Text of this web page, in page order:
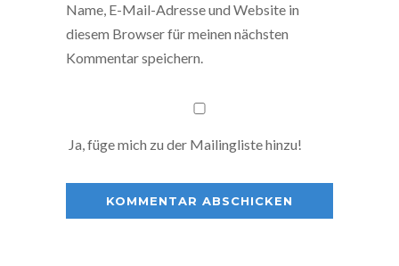
Name, E-Mail-Adresse und Website in
diesem Browser für meinen nächsten
Kommentar speichern.
Ja, füge mich zu der Mailingliste hinzu!